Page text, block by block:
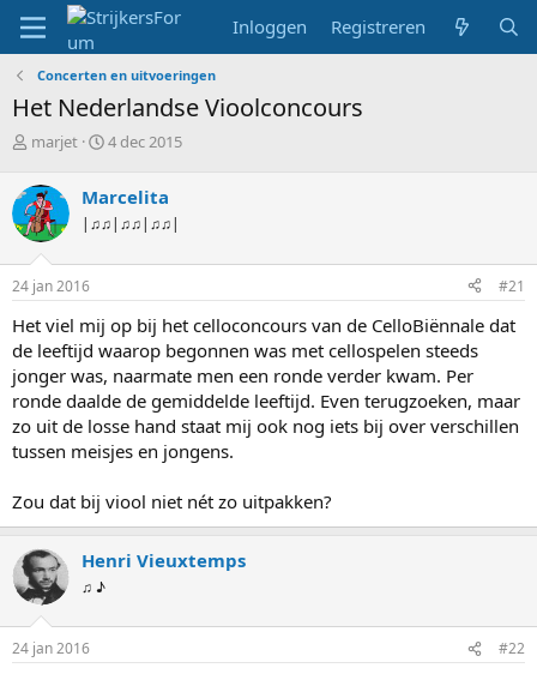
Inloggen Registreren
Concerten en uitvoeringen
Het Nederlandse Vioolconcours
T
p
i
c
s
t
a
t
e
r
marjet
S
r
t
a
m
4 dec 2015
Marcelita
|♫♫|♫♫|♫♫|
24 jan 2016 #21
Het viel mij op bij het celloconcours van de CelloBiënnale dat
de leeftijd waarop begonnen was met cellospelen steeds
jonger was, naarmate men een ronde verder kwam. Per
ronde daalde de gemiddelde leeftijd. Even terugzoeken, maar
zo uit de losse hand staat mij ook nog iets bij over verschillen
tussen meisjes en jongens.
Zou dat bij viool niet nét zo uitpakken?
Henri Vieuxtemps
♫ ♪
24 jan 2016 #22